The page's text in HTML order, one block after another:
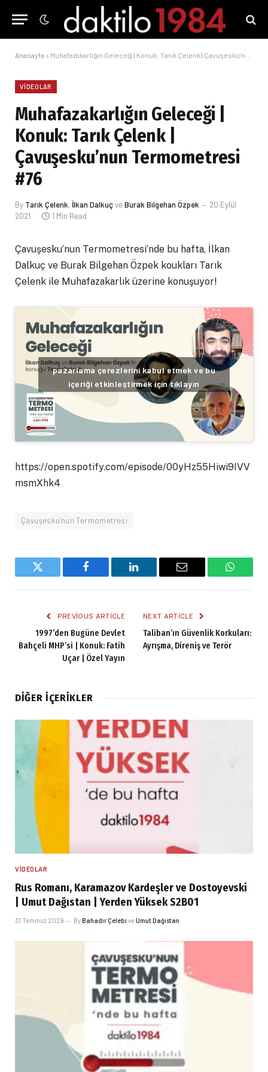
Anasayfa » Muhafazakarlığın Geleceği | Konuk: Tarık Çelenk | Çavuşesku’nun Termometresi #76
VIDEOLAR
Muhafazakarlığın Geleceği |
Konuk: Tarık Çelenk |
Çavuşesku’nun Termometresi
#76
By Tarık Çelenk, İlkan DalkuçveBurak Bilgehan Özpek
20 Eylül
2021
1 Min Read
Çavuşesku’nun Termometresi’nde bu hafta, İlkan
Dalkuç ve Burak Bilgehan Özpek koukları Tarık
Çelenk ile Muhafazakarlık üzerine konuşuyor!
pazarlama çerezlerini kabul etmek ve bu
içeriği etkinleştirmek için tıklayın
https://open.spotify.com/episode/00yHz55Hiwi9IVV
msmXhk4
Çavuşesku'nun Termometresi
Twitter Facebook LinkedIn Email
PREVIOUS ARTICLE
1997’den Bugüne Devlet
Bahçeli MHP’si | Konuk: Fatih
Uçar | Özel Yayın
NEXT ARTICLE
Taliban’ın Güvenlik Korkuları:
Ayrışma, Direniş ve Terör
DIĞER İÇERIKLER
VIDEOLAR
Rus Romanı, Karamazov Kardeşler ve Dostoyevski
| Umut Dağıstan | Yerden Yüksek S2B01
31 Temmuz 2026 ByBahadır Çelebi veUmut Dağıstan